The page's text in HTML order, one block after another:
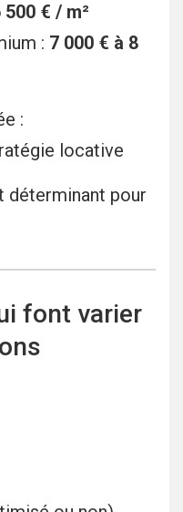
€ / m²
: 7 000 € à 8
:
locative
déterminant pour
font varier